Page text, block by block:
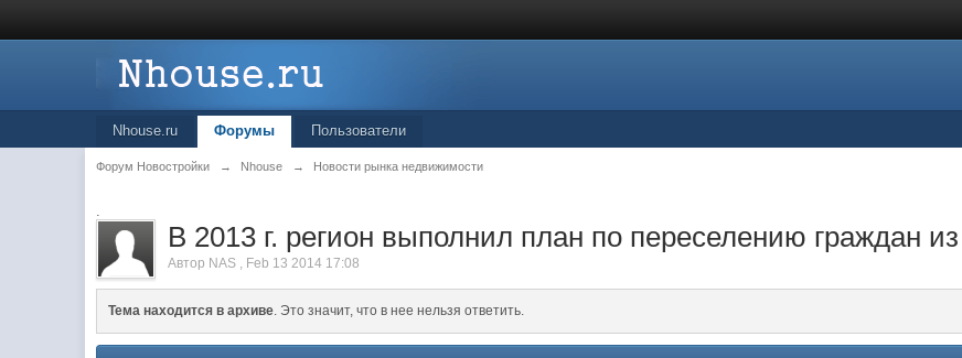
Nhouse.ru Форумы Пользователи
Форум Новостройки → Nhouse → Новости рынка недвижимости
.
В 2013 г. регион выполнил план по переселению граждан
Автор NAS , Feb 13 2014 17:08
Тема находится в архиве. Это значит, что в нее нельзя ответить.